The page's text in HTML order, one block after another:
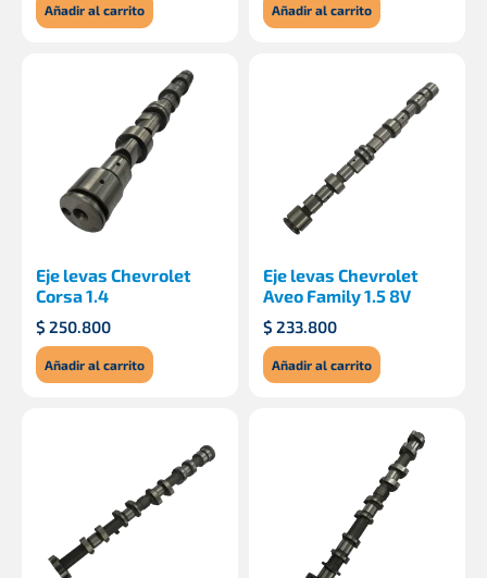
Añadir al carrito Añadir al carrito
Eje levas Chevrolet
Corsa 1.4
$ 250.800
Añadir al carrito
Eje levas Chevrolet
Aveo Family 1.5 8V
$ 233.800
Añadir al carrito